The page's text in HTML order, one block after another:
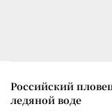
Российский
ледяной воде